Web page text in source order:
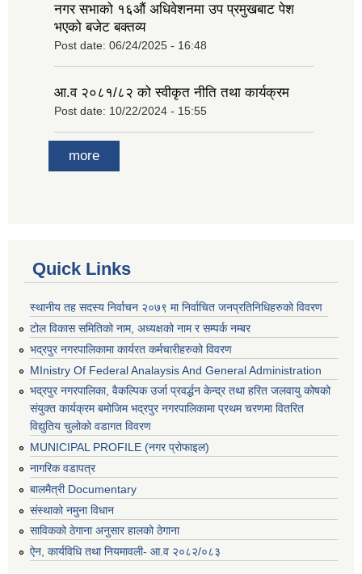
नगर सभाको १६‍औं अधिवेशनमा उप प्रमुखबाट पेश
भएको बजेट बक्तव्य
Post date: 06/24/2025 - 16:48
आ.व २०८१/८२ को स्वीकृत नीति तथा कार्यक्रम
Post date: 10/22/2024 - 15:55
more
Quick Links
स्थानीय तह सदस्य निर्वाचन २०७९ मा निर्वाचित जनप्रतिनिधिहरुको विवरण
टोल विकास समितिको नाम, अध्यक्षको नाम र सम्पर्क नम्बर
भद्रपुर नगरपालिकामा कार्यरत कर्मचारीहरुको विवरण
MInistry Of Federal Analaysis And General Administration
भद्रपुर नगरपालिका, वैकल्पिक उर्जा प्रवर्द्धन केन्द्र तथा हरित जलवायु कोषको
संयुक्त कार्यक्रम बमोजिम भद्रपुर नगरपालिकामा प्रथम चरणमा वितरित
विद्युतिय चुलोको वडागत विवरण
MUNICIPAL PROFILE (नगर प्रोफाइल)
नागरिक वडापत्र
बालमैत्री Documentary
संस्थाको नमुना विधान
साविकको ठेगाना अनुसार हालको ठेगाना
ऐन, कार्यविधि तथा नियमावली- आ.व २०८२/०८३